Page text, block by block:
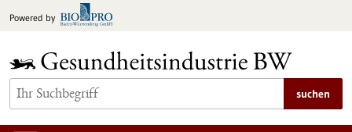
Inhalt
Powered by
suchen